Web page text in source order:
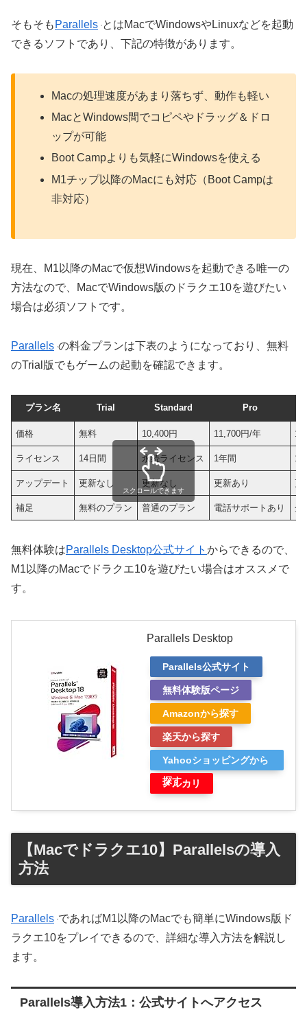
そもそも Parallels とはMacでWindowsやLinuxなどを起動
できるソフトであり、下記の特徴があります。
Macの処理速度があまり落ちず、動作も軽い
MacとWindows間でコピペやドラッグ＆ドロ
ップが可能
Boot Campよりも気軽にWindowsを使える
M1チップ以降のMacにも対応（Boot Campは
非対応）
現在、M1以降のMacで仮想Windowsを起動できる唯一の
方法なので、MacでWindows版のドラクエ10を遊びたい
場合は必須ソフトです。
Parallels の料金プランは下表のようになっており、無料
のTrial版でもゲームの起動を確認できます。
プラン名 Trial Standard Pro
価格 無料 10,400円 11,700円/年
ライセンス 14日間 永続ライセンス 1年間 1
アップデート 更新なし 更新なし 更新あり 更
補足 無料のプラン 普通のプラン 電話サポートあり 企
スクロールできます
無料体験はParallels Desktop公式サイト からできるので、
M1以降のMacでドラクエ10を遊びたい場合はオススメで
す。
Parallels Desktop
Parallels公式サイト
無料体験版ページ
Amazonから探す
楽天から探す
Yahooショッピングから
探す
メルカリ
【Macでドラクエ10】Parallelsの導入
方法
Parallels であればM1以降のMacでも簡単にWindows版ド
ラクエ10をプレイできるので、詳細な導入方法を解説し
ます。
Parallels導入方法1：公式サイトへアクセス